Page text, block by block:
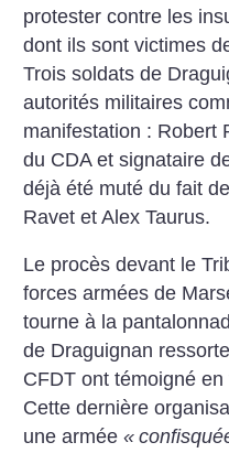
protester contre les
dont ils sont victimes
Trois soldats de
autorités militaires
manifestation : Robert
du CDA et signataire
déjà été muté du fait
Ravet et Alex Taurus.
Le procès devant le
forces armées de
tourne à la
de Draguignan
CFDT ont témoigné
Cette dernière
une armée«